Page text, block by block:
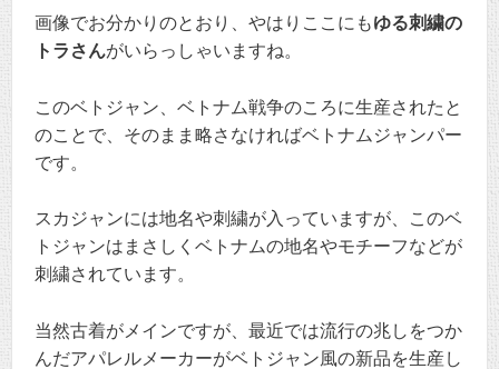
画像でお分かりのとおり、やはりここにもゆる刺繍の
トラさんがいらっしゃいますね。
このベトジャン、ベトナム戦争のころに生産されたと
のことで、そのまま略さなければベトナムジャンパー
です。
スカジャンには地名や刺繍が入っていますが、このベ
トジャンはまさしくベトナムの地名やモチーフなどが
刺繍されています。
当然古着がメインですが、最近では流行の兆しをつか
んだアパレルメーカーがベトジャン風の新品を生産し